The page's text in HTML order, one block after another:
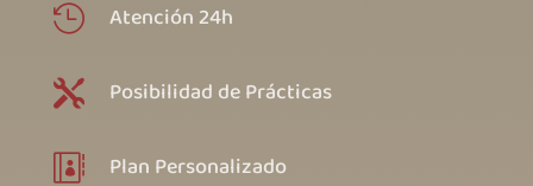
 Atención 24h
 Posibilidad de Prácticas
 Plan Personalizado